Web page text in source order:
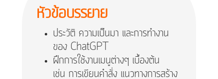
หัวข้อบรรยาย
ประวัติ ความเป็นมา และการทำงาน
ของ ChatGPT
ฝึกการใช้งานเมนูต่างๆ เบื้องต้น
เช่น การเขียนคำสั่ง แนวทางการสร้าง